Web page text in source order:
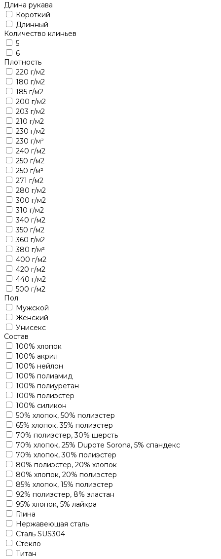
Длина рукава
Короткий
Длинный
Количество клиньев
5
6
Плотность
220 г/м2
180 г/м2
185 г/м2
200 г/м2
203 г/м2
210 г/м2
230 г/м2
230 г/м²
240 г/м2
250 г/м2
250 г/м²
271 г/м2
280 г/м2
300 г/м2
310 г/м2
340 г/м2
350 г/м2
360 г/м2
380 г/м²
400 г/м2
420 г/м2
440 г/м2
500 г/м2
Пол
Мужской
Женский
Унисекс
Состав
100% хлопок
100% акрил
100% нейлон
100% полиамид
100% полиуретан
100% полиэстер
100% силикон
50% хлопок, 50% полиэстер
65% хлопок, 35% полиэстер
70% полиэстер, 30% шерсть
70% хлопок, 25% Dupoте Sorona, 5% спандекс
70% хлопок, 30% полиэстер
80% полиэстер, 20% хлопок
80% хлопок, 20% полиэстер
85% хлопок, 15% полиэстер
92% полиэстер, 8% эластан
95% хлопок, 5% лайкра
Глина
Нержавеющая сталь
Сталь SUS304
Стекло
Титан